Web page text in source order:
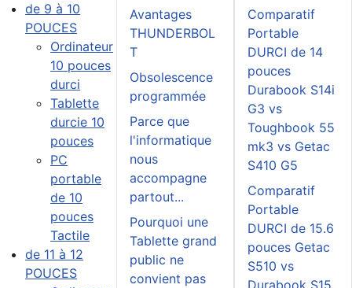
de 9 à 10
POUCES
Ordinateur
10 pouces
durci
Tablette
durcie 10
pouces
PC
portable
de 10
pouces
Tactile
de 11 à 12
POUCES
Avantages
THUNDERBOL
T
Obsolescence
programmée
Parce que
l'informatique
nous
accompagne
partout...
Pourquoi une
Tablette grand
public ne
convient pas
Comparatif
Portable
DURCI de 14
pouces
Durabook S14i
G3 vs
Toughbook 55
mk3 vs Getac
S410 G5
Comparatif
Portable
DURCI de 15.6
pouces Getac
S510 vs